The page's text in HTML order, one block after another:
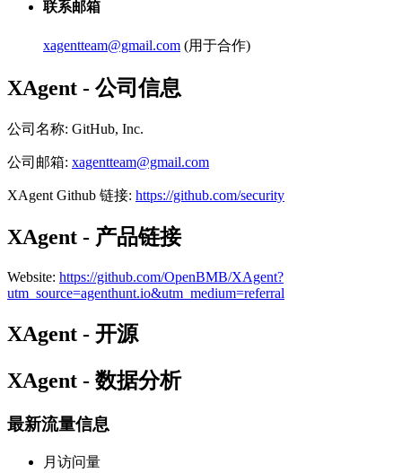
联系邮箱
xagentteam@gmail.com (用于合作)
XAgent - 公司信息
公司名称: GitHub, Inc.
公司邮箱: xagentteam@gmail.com
XAgent Github 链接: https://github.com/security
XAgent - 产品链接
Website: https://github.com/OpenBMB/XAgent?
utm_source=agenthunt.io&utm_medium=referral
XAgent - 开源
XAgent - 数据分析
最新流量信息
月访问量